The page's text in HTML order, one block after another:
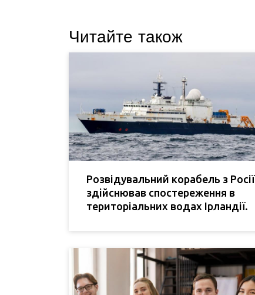
Читайте також
Розвідувальний корабель з Росії
здійснював спостереження в
територіальних водах Ірландії.